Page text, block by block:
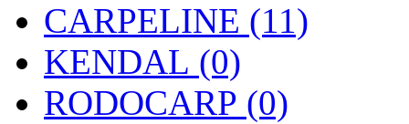
CARPELINE (11)
KENDAL (0)
RODOCARP (0)